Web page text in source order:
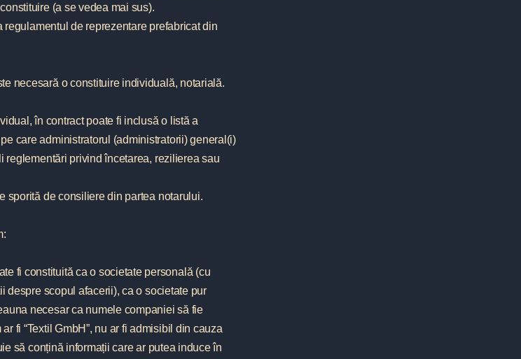
(a se vedea mai sus).
regulamentul de reprezentare prefabricat din
necesară o constituire individuală, notarială.
în contract poate fi inclusă o listă a
care administratorul (administratorii) general(i)
reglementări privind încetarea, rezilierea sau
sporită de consiliere din partea notarului.
fi constituită ca o societate personală (cu
despre scopul afacerii), ca o societate pur
necesar ca numele companiei să fie
fi “Textil GmbH”, nu ar fi admisibil din cauza
să conțină informații care ar putea induce în